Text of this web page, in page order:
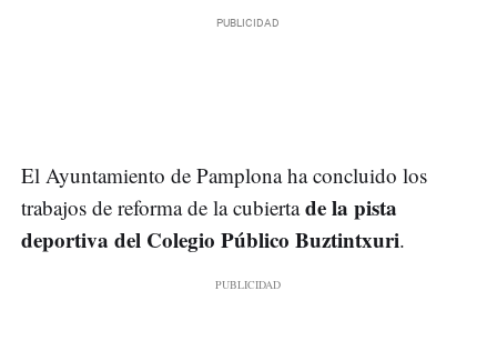
El Ayuntamiento de Pamplona ha concluido los
trabajos de reforma de la cubiertade la pista
deportiva del Colegio Público Buztintxuri.